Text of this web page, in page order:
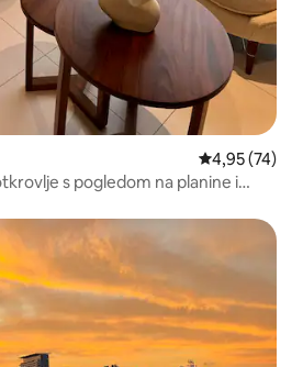
Prosječna
4,95 (74)
s pogledom na planine i